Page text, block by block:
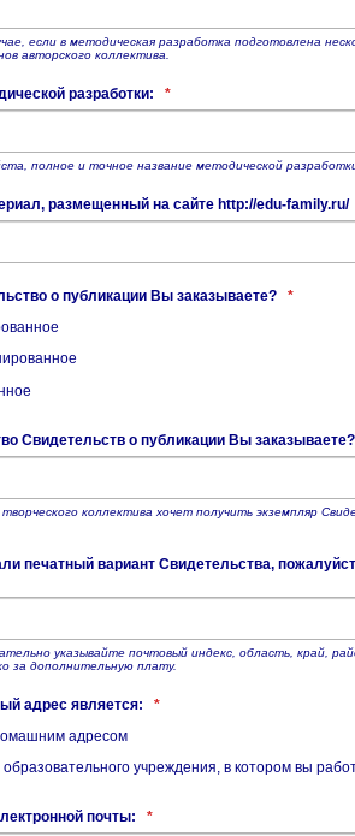
если в методическая разработка подготовлена
авторского коллектива.
разработки: *
полное и точное название методической
размещенный на сайте http://edu-family.ru/
о публикации Вы заказываете?
*
Свидетельств о публикации Вы заказываете?
коллектива хочет получить экземпляр
печатный вариант Свидетельства,
указывайте почтовый индекс, область, край,
за дополнительную плату.
адрес является:
*
адресом
учреждения, в котором вы
почты: *